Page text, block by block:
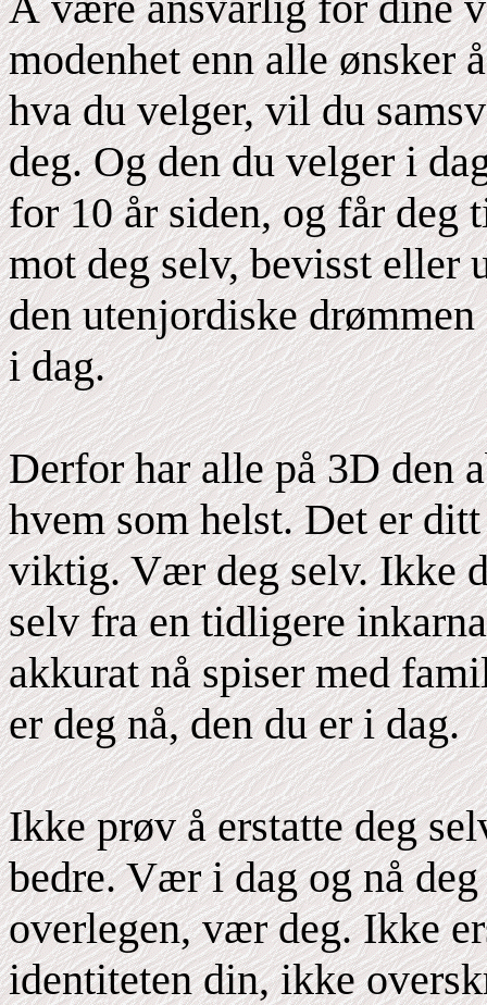
modenhet enn alle ønsker
hva du velger, vil du
deg. Og den du velger i
for 10 år siden, og får deg
mot deg selv, bevisst eller
den utenjordiske
i dag.
Derfor har alle på 3D den
hvem som helst. Det er
viktig. Vær deg selv. Ikke
selv fra en tidligere
akkurat nå spiser med
er deg nå, den du er i dag.
Ikke prøv å erstatte deg
bedre. Vær i dag og nå
overlegen, vær deg. Ikke
identiteten din, ikke